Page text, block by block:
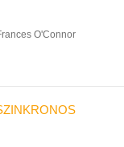
O'Connor